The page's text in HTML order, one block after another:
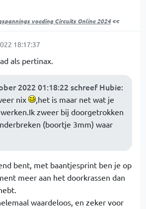
voeding Circuits Online 2024<<
18:17:37
als pertinax.
2022 01:18:22 schreef Hubie:
nix
,het is maar net wat je
zweer bij doorgetrokken
(boortje 3mm) waar
bent, met baantjesprint ben je op
meer aan het doorkrassen dan
waardeloos, en zeker voor